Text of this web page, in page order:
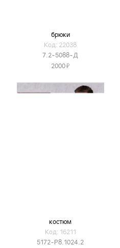
брюки
Код: 22038
7.2-5088-Д
2000Я
костюм
Код: 16211
5172-Р8.1024.2